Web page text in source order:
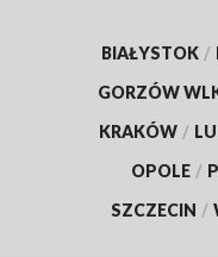
BIAŁYSTOK /
GORZÓW
KRAKÓW /
OPOLE /
SZCZECIN /